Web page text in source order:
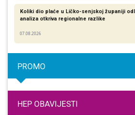
Koliki dio plaće u Ličko-senjskoj županiji
analiza otkriva regionalne razlike​
07.08.2026
PROMO
HEP OBAVIJESTI